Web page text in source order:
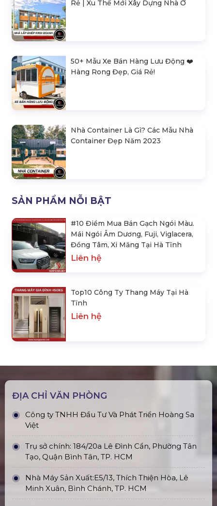
Rẻ | Xu Thế Mới Xây Dựng Nhà Ở
50+ Mẫu Xe Bán Hàng Lưu Động ❤️️
Hàng Rong Đẹp, Giá Rẻ!
Nhà Container Là Gì? Các Mẫu Nhà
Container Đẹp Năm 2023
SẢN PHẨM NỖI BẬT
#10 Điểm Mua Bán Gạch Ngói Màu.
Mái Ngói Âm Dương, Fuji, Viglacera,
Đồng Tâm, Xi Măng Tại Hà Tĩnh
Liên hệ
Top10 Công Ty Thang Máy Tại Hà
Tĩnh
Liên hệ
ĐỊA CHỈ VĂN PHÒNG
Công ty TNHH Đầu Tư Và Phát Triển Hoàng Sa
Việt
Trụ sở chính: 184/20a Lê Đình Cẩn, Phường Tân
Tạo, Quận Bình Tân, TP. HCM
Nhà Máy Sản Xuất:E5/13, Thích Thiện Hòa, Lê
Minh Xuân, Bình Chánh, TP. HCM